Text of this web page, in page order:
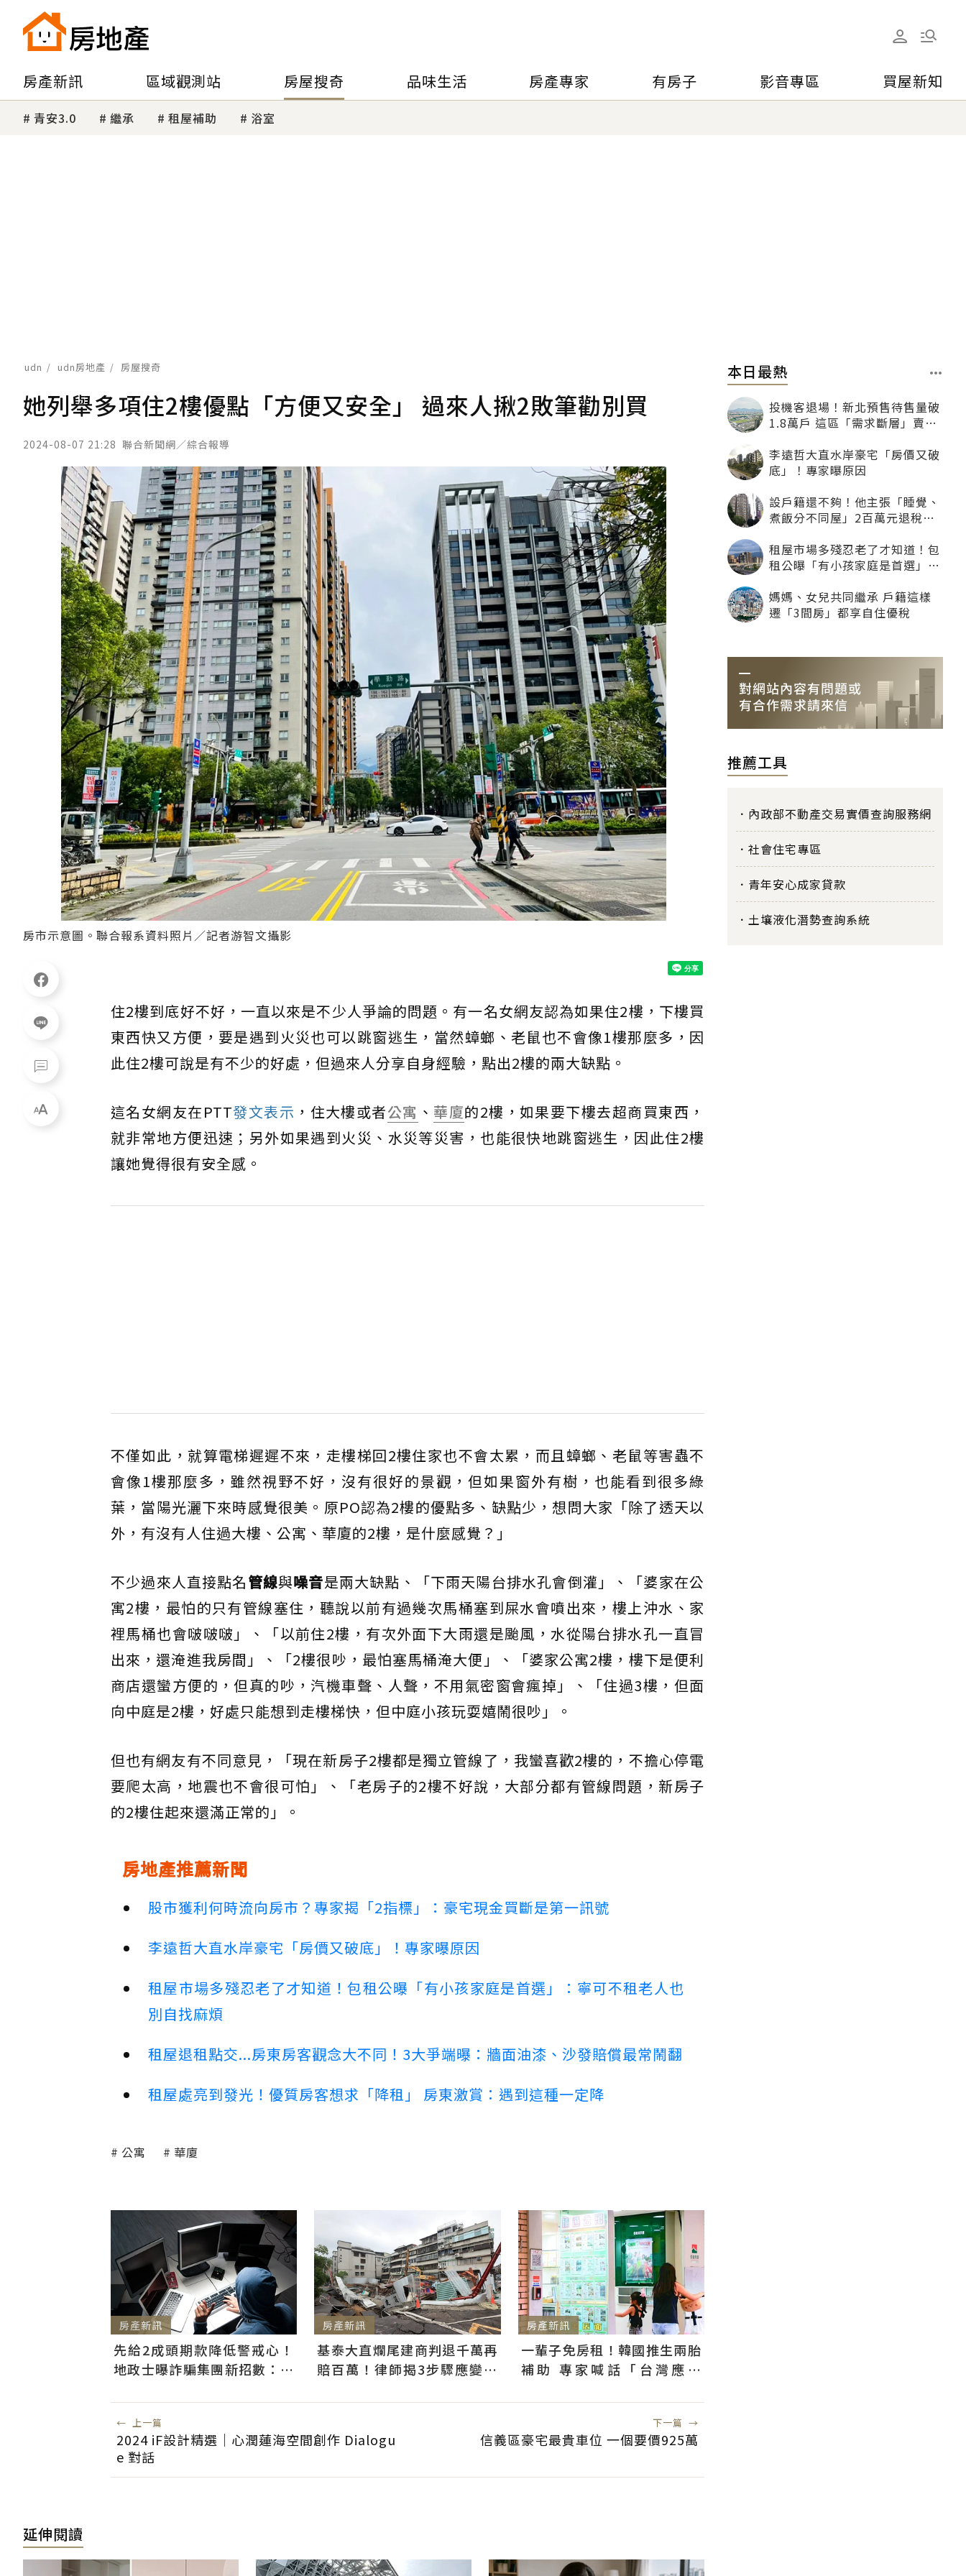
房產新訊 區域觀測站 房屋搜奇 品味生活 房產專家 有房子 影音專區 買屋新知
青安3.0 繼承 租屋補助 浴室
udn udn房地產 房屋搜奇
她列舉多項住2樓優點「方便又安全」 過來人揪2敗筆勸別買
2024-08-07 21:28 聯合新聞網／綜合報導
房市示意圖。聯合報系資料照片／記者游智文攝影
住2樓到底好不好，一直以來是不少人爭論的問題。有一名女網友認為如果住2樓，下樓買
東西快又方便，要是遇到火災也可以跳窗逃生，當然蟑螂、老鼠也不會像1樓那麼多，因
此住2樓可說是有不少的好處，但過來人分享自身經驗，點出2樓的兩大缺點。
這名女網友在PTT發文表示 ，住大樓或者公寓 、 華廈的2樓，如果要下樓去超商買東西，
就非常地方便迅速；另外如果遇到火災、水災等災害，也能很快地跳窗逃生，因此住2樓
讓她覺得很有安全感。
不僅如此，就算電梯遲遲不來，走樓梯回2樓住家也不會太累，而且蟑螂、老鼠等害蟲不
會像1樓那麼多，雖然視野不好，沒有很好的景觀，但如果窗外有樹，也能看到很多綠
葉，當陽光灑下來時感覺很美。原PO認為2樓的優點多、缺點少，想問大家「除了透天以
外，有沒有人住過大樓、公寓、華廈的2樓，是什麼感覺？」
不少過來人直接點名管線與噪音是兩大缺點、「下雨天陽台排水孔會倒灌」、「婆家在公
寓2樓，最怕的只有管線塞住，聽說以前有過幾次馬桶塞到屎水會噴出來，樓上沖水、家
裡馬桶也會啵啵啵」、「以前住2樓，有次外面下大雨還是颱風，水從陽台排水孔一直冒
出來，還淹進我房間」、「2樓很吵，最怕塞馬桶淹大便」、「婆家公寓2樓，樓下是便利
商店還蠻方便的，但真的吵，汽機車聲、人聲，不用氣密窗會瘋掉」、「住過3樓，但面
向中庭是2樓，好處只能想到走樓梯快，但中庭小孩玩耍嬉鬧很吵」。
但也有網友有不同意見，「現在新房子2樓都是獨立管線了，我蠻喜歡2樓的，不擔心停電
要爬太高，地震也不會很可怕」、「老房子的2樓不好說，大部分都有管線問題，新房子
的2樓住起來還滿正常的」。
房地產推薦新聞
股市獲利何時流向房市？專家揭「2指標」：豪宅現金買斷是第一訊號
李遠哲大直水岸豪宅「房價又破底」！專家曝原因
租屋市場多殘忍老了才知道！包租公曝「有小孩家庭是首選」：寧可不租老人也
別自找麻煩
租屋退租點交...房東房客觀念大不同！3大爭端曝：牆面油漆、沙發賠償最常鬧翻
租屋處亮到發光！優質房客想求「降租」 房東激賞：遇到這種一定降
公寓 華廈
房產新訊
先給2成頭期款降低警戒心！
地政士曝詐騙集團新招數：偷
房產新訊
基泰大直爛尾建商判退千萬再
賠百萬！律師揭3步驟應變：
房產新訊
一輩子免房租！韓國推生兩胎
補助 專家喊話「台灣應學
← 上一篇
2024 iF設計精選｜心潤蓮海空間創作 Dialogu
e 對話
下一篇 →
信義區豪宅最貴車位 一個要價925萬
延伸閱讀
本日最熱
投機客退場！新北預售待售量破
1.8萬戶 這區「需求斷層」賣壓
李遠哲大直水岸豪宅「房價又破
底」！專家曝原因
設戶籍還不夠！他主張「睡覺、
煮飯分不同屋」2百萬元退稅照
租屋市場多殘忍老了才知道！包
租公曝「有小孩家庭是首選」：
媽媽、女兒共同繼承 戶籍這樣
遷「3間房」都享自住優稅
推薦工具
內政部不動產交易實價查詢服務網
社會住宅專區
青年安心成家貸款
土壤液化潛勢查詢系統